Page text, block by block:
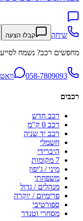
שיחה קבלו הצעה
מחפשים רכב? נשמח לסייע
058-7809093
רכבים
רכב חדש
רכב 0 ק"מ
רכב יד שניה
חשמלי
היברידי
7 מקומות
מיני / ג'יפון
משפחתי
מנהלים / גדול
פרימיום / יוקרה
ספורטיבי
מסחרי וטנדר